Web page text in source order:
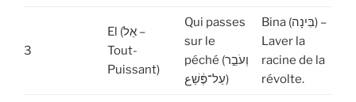
3
El (אֵל –
Tout-
Puissant)
Qui passes
sur le
péché (וְעֹבֵ֣ר
עַל־פֶּ֔שַׁع)
Bina (בִּינָה) –
Laver la
racine de la
révolte.